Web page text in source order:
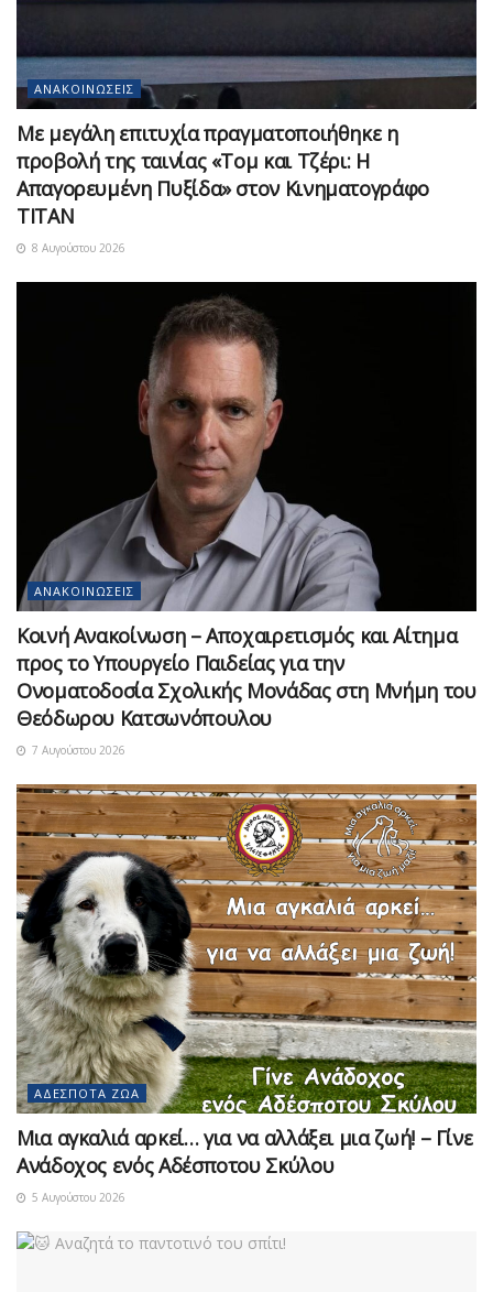
ΑΝΑΚΟΙΝΏΣΕΙΣ
Με μεγάλη επιτυχία πραγματοποιήθηκε η
προβολή της ταινίας «Τομ και Τζέρι: Η
Απαγορευμένη Πυξίδα» στον Κινηματογράφο
ΤΙΤΑΝ
8 Αυγούστου 2026
ΑΝΑΚΟΙΝΏΣΕΙΣ
Κοινή Ανακοίνωση – Αποχαιρετισμός και Αίτημα
προς το Υπουργείο Παιδείας για την
Ονοματοδοσία Σχολικής Μονάδας στη Μνήμη του
Θεόδωρου Κατσωνόπουλου
7 Αυγούστου 2026
ΑΔΈΣΠΟΤΑ ΖΏΑ
Μια αγκαλιά αρκεί… για να αλλάξει μια ζωή! – Γίνε
Ανάδοχος ενός Αδέσποτου Σκύλου
5 Αυγούστου 2026